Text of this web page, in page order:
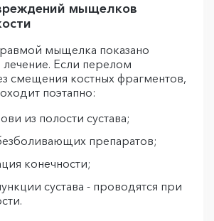
мыщелков
мыщелка показано
лечение. Если перелом
смещения костных фрагментов,
поэтапно:
из полости сустава;
препаратов;
конечности;
сустава - проводятся при